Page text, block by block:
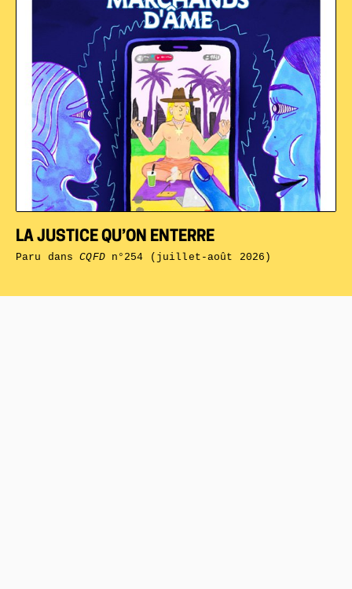
LA JUSTICE QU’ON ENTERRE
Paru dansCQFDn°254 (juillet-août 2026)